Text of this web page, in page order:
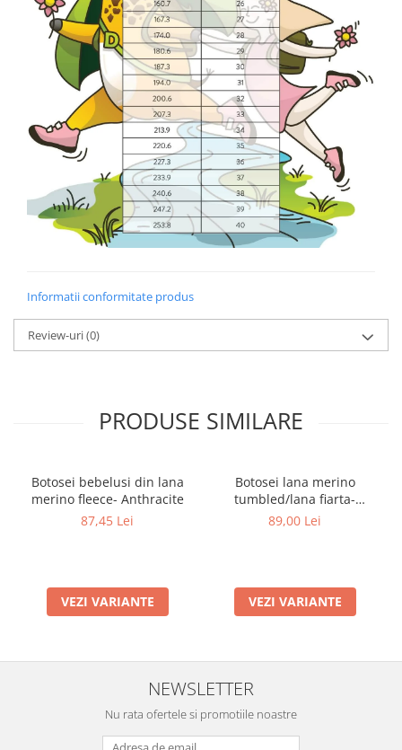
Informatii conformitate produs
Review-uri(0)
PRODUSE SIMILARE
Botosei bebelusi din lana
merino fleece- Anthracite
87,45 Lei
VEZI VARIANTE
Botosei lana merino
tumbled/lana fiarta-
Anthracite
89,00 Lei
VEZI VARIANTE
NEWSLETTER
Nu rata ofertele si promotiile noastre